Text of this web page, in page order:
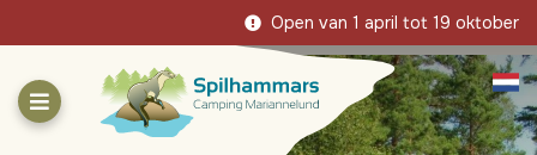
Open van 1 april tot 19 oktober